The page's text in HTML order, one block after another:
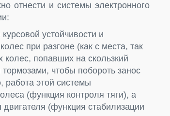
отнести и системы электронного
устойчивости и
при разгоне (как с места, так
колес, попавших на скользкий
чтобы побороть занос
работа этой системы
(функция контроля тяги), а
(функция стабилизации